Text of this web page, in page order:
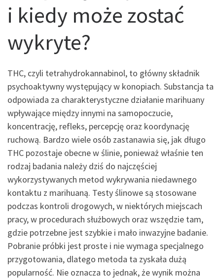
i kiedy może zostać
wykryte?
THC, czyli tetrahydrokannabinol, to główny składnik
psychoaktywny występujący w konopiach. Substancja ta
odpowiada za charakterystyczne działanie marihuany
wpływające między innymi na samopoczucie,
koncentrację, refleks, percepcję oraz koordynację
ruchową. Bardzo wiele osób zastanawia się, jak długo
THC pozostaje obecne w ślinie, ponieważ właśnie ten
rodzaj badania należy dziś do najczęściej
wykorzystywanych metod wykrywania niedawnego
kontaktu z marihuaną. Testy ślinowe są stosowane
podczas kontroli drogowych, w niektórych miejscach
pracy, w procedurach służbowych oraz wszędzie tam,
gdzie potrzebne jest szybkie i mało inwazyjne badanie.
Pobranie próbki jest proste i nie wymaga specjalnego
przygotowania, dlatego metoda ta zyskała dużą
popularność. Nie oznacza to jednak, że wynik można